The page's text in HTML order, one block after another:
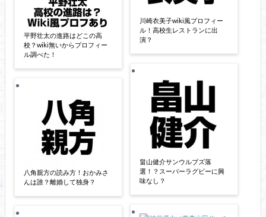
平野壮太の進路はどこの高
校？wiki無いからプロフィー
ル調べた！
八角親方の読み方！おかみさ
んは誰？離婚して独身？
川崎衣美子wiki風プロフィー
ル！高校生レストランに出
演？
畠山健介サンウルブズ落
選！？スーパーラグビーに興
味なし？